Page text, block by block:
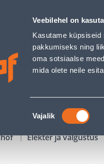
Veebilehel on
Kasutame
pakkumiseks ning
oma sotsiaalse
mida olete neile
Nõusoleku
valik
Vajalik
has loaded
Äriklienditeenindus
KAMPAANIAD
Elekter ja valgustus